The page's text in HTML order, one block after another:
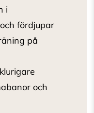
i
fördjupar
på
och